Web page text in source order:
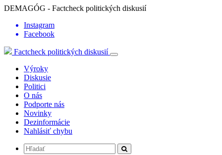
DEMAGÓG - Factcheck politických diskusií
Instagram
Facebook
Factcheck politických diskusií
Výroky
Diskusie
Politici
O nás
Podporte nás
Novinky
Dezinformácie
Nahlásiť chybu